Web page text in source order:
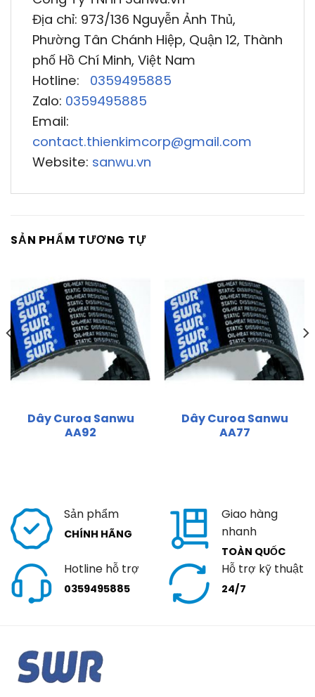
Địa chỉ: 973/136 Nguyễn Ảnh Thủ,
Phường Tân Chánh Hiệp, Quận 12, Thành
phố Hồ Chí Minh, Việt Nam
Hotline: 0359495885
Zalo: 0359495885
Email:
contact.thienkimcorp@gmail.com
Website: sanwu.vn
SẢN PHẨM TƯƠNG TỰ
Dây Curoa Sanwu
AA92
Dây Curoa Sanwu
AA77
Sản phẩm
CHÍNH HÃNG
Giao hàng
nhanh
TOÀN QUỐC
Hotline hỗ trợ
0359495885
Hỗ trợ kỹ thuật
24/7